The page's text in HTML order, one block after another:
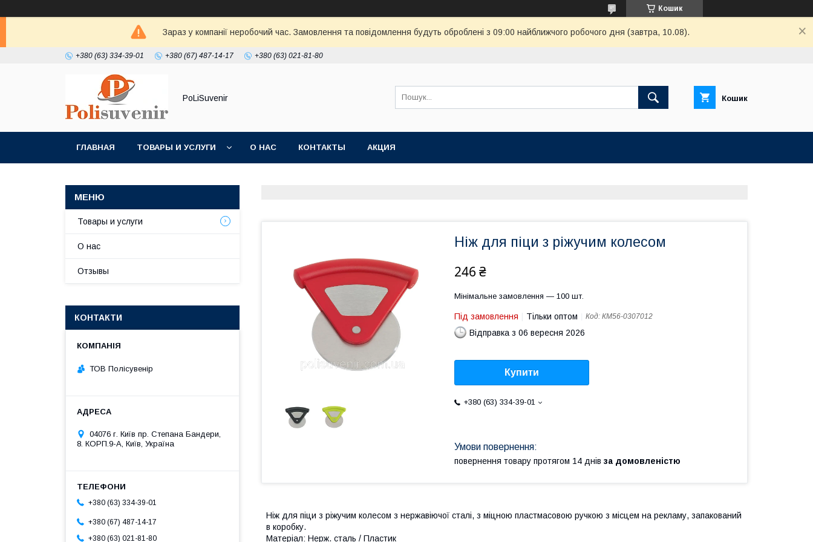
Кошик
Зараз у компанії неробочий час. Замовлення та повідомлення будуть оброблені з 09:00 найближчого робочого дня (завтра, 10.08).
+380 (63) 334-39-01 +380 (67) 487-14-17 +380 (63) 021-81-80
PoLiSuvenir Кошик
ГЛАВНАЯ ТОВАРЫ И УСЛУГИ О НАС КОНТАКТЫ АКЦИЯ
Ніж для піци з ріжучим колесом
246 ₴
Мінімальне замовлення — 100 шт.
Під замовлення Тільки оптом Код: КМ56-0307012
Відправка з 06 вересня 2026
Купити
+380 (63) 334-39-01
повернення товару протягом 14 днів за домовленістю
Ніж для піци з ріжучим колесом з нержавіючої сталі, з міцною пластмасовою ручкою з місцем на рекламу, запакований
в коробку.
Матеріал: Нерж. сталь / Пластик
Товары и услуги
О нас
Отзывы
КОНТАКТИ
ТОВ Полісувенір
04076 г. Київ пр. Степана Бандери,
8. КОРП.9-А, Київ, Україна
+380 (63) 334-39-01
+380 (67) 487-14-17
+380 (63) 021-81-80